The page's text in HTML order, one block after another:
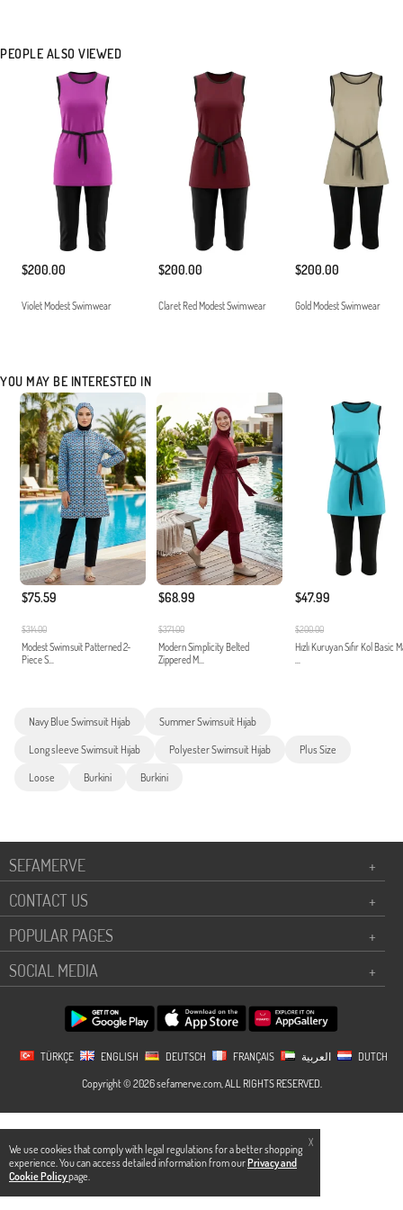
X
We use cookies that comply with legal regulations for a better shopping
experience. You can access detailed information from ourPrivacy and
Cookie Policypage.
aksesuarlarla tamamlayarak stilinizi plajlara taşıyabilirsiniz. Düşük ısıda yıkanması ve
38, Boy 177 cm, Göğüs 90 cm, Bel 70 cm, Basen 98 cm
Made in Türkiye
PEOPLE ALSO VIEWED
$200.00
Violet Modest Swimwear
$200.00
Claret Red Modest Swimwear
$200.00
Gold Modest Swimwear
YOU MAY BE INTERESTED IN
$75.59
$314.00
Modest Swimsuit Patterned 2-
Piece S...
$68.99
$371.00
Modern Simplicity Belted
Zippered M...
$47.99
$200.00
Hızlı Kuruyan Sıfır Kol Basic
...
Navy Blue Swimsuit Hıjab Summer Swimsuit Hıjab
Long sleeve Swimsuit Hıjab Polyester Swimsuit Hıjab Plus Size
Loose Burkini Burkini
SEFAMERVE
+
CONTACT US
+
POPULAR PAGES
+
SOCIAL MEDIA
+
TÜRKÇE ENGLISH DEUTSCH FRANÇAIS
DUTCH
Copyright © 2026 sefamerve.com, ALL RIGHTS RESERVED.